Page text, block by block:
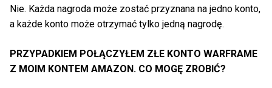
Nie. Każda nagroda może zostać przyznana na jedno konto,
a każde konto może otrzymać tylko jedną nagrodę.
PRZYPADKIEM POŁĄCZYŁEM ZŁE KONTO WARFRAME
Z MOIM KONTEM AMAZON. CO MOGĘ ZROBIĆ?